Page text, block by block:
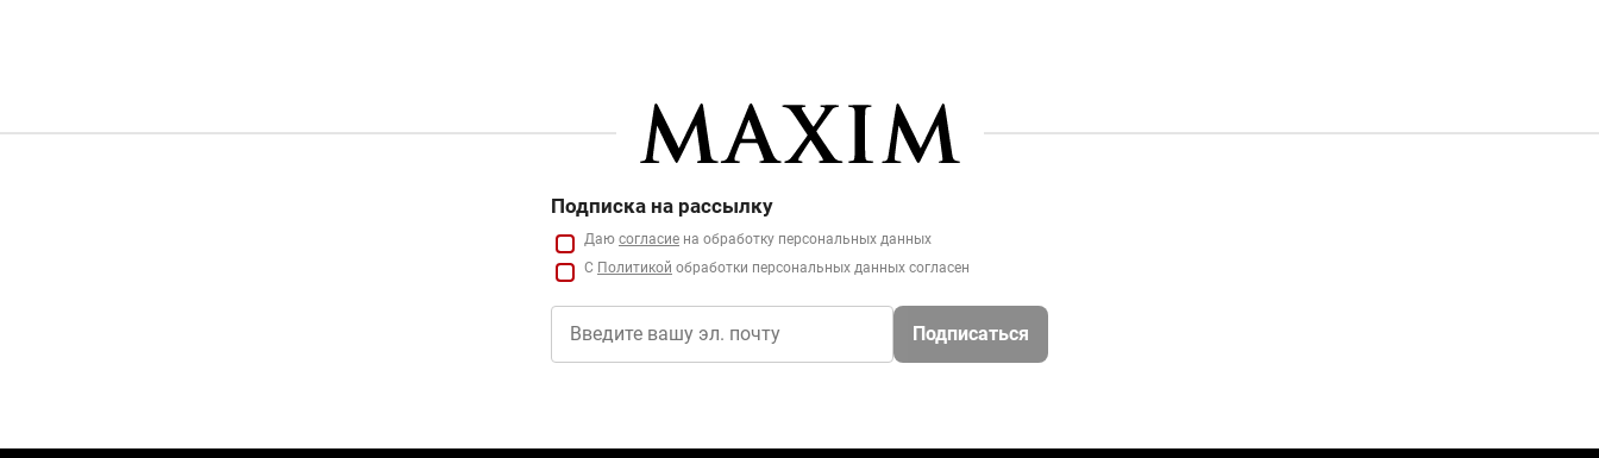
Подписка на рассылку
Даю согласие на обработку персональных данных
С Политикой обработки персональных данных согласен
Подписаться